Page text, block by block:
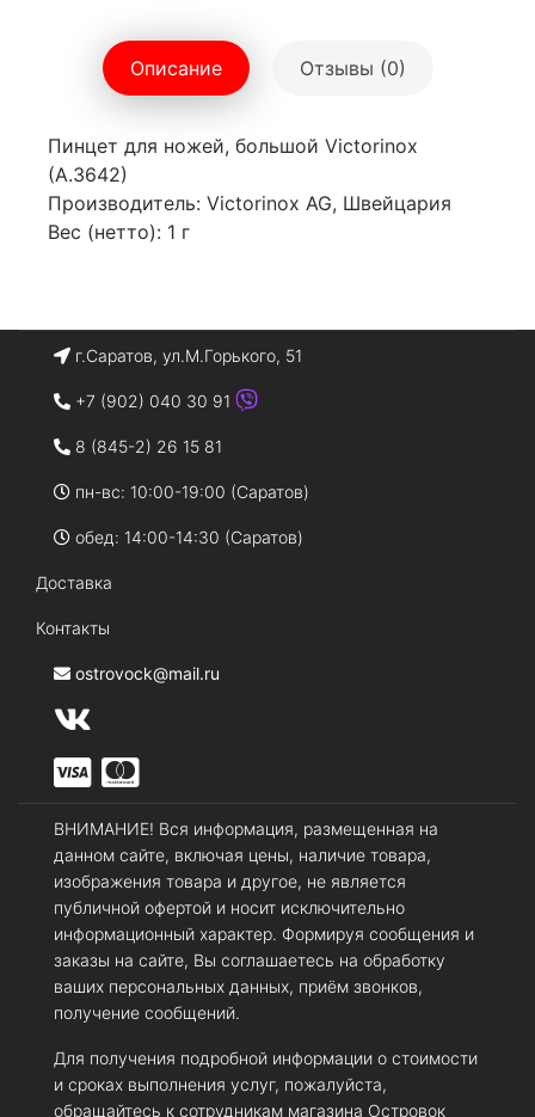
Описание Отзывы (0)
Пинцет для ножей, большой Victorinox
(A.3642)
Производитель: Victorinox AG, Швейцария
Вес (нетто): 1 г
г.Саратов, ул.М.Горького, 51
+7 (902) 040 30 91
8 (845-2) 26 15 81
пн-вс: 10:00-19:00 (Саратов)
обед: 14:00-14:30 (Саратов)
Доставка
Контакты
ostrovock@mail.ru
ВНИМАНИЕ! Вся информация, размещенная на
данном сайте, включая цены, наличие товара,
изображения товара и другое, не является
публичной офертой и носит исключительно
информационный характер. Формируя сообщения и
заказы на сайте, Вы соглашаетесь на обработку
ваших персональных данных, приём звонков,
получение сообщений.
Для получения подробной информации о стоимости
и сроках выполнения услуг, пожалуйста,
обращайтесь к сотрудникам магазина Островок